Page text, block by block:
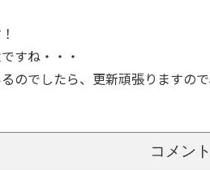
すね・・・
のでしたら、更新頑張りますので
コメン